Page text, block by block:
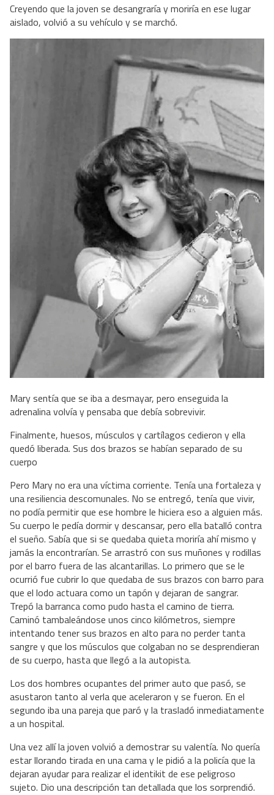
Creyendo que la joven se desangraría y moriría en ese lugar
aislado, volvió a su vehículo y se marchó.
Mary sentía que se iba a desmayar, pero enseguida la
adrenalina volvía y pensaba que debía sobrevivir.
Finalmente, huesos, músculos y cartílagos cedieron y ella
quedó liberada. Sus dos brazos se habían separado de su
cuerpo
Pero Mary no era una víctima corriente. Tenía una fortaleza y
una resiliencia descomunales. No se entregó, tenía que vivir,
no podía permitir que ese hombre le hiciera eso a alguien más.
Su cuerpo le pedía dormir y descansar, pero ella batalló contra
el sueño. Sabía que si se quedaba quieta moriría ahí mismo y
jamás la encontrarían. Se arrastró con sus muñones y rodillas
por el barro fuera de las alcantarillas. Lo primero que se le
ocurrió fue cubrir lo que quedaba de sus brazos con barro para
que el lodo actuara como un tapón y dejaran de sangrar.
Trepó la barranca como pudo hasta el camino de tierra.
Caminó tambaleándose unos cinco kilómetros, siempre
intentando tener sus brazos en alto para no perder tanta
sangre y que los músculos que colgaban no se desprendieran
de su cuerpo, hasta que llegó a la autopista.
Los dos hombres ocupantes del primer auto que pasó, se
asustaron tanto al verla que aceleraron y se fueron. En el
segundo iba una pareja que paró y la trasladó inmediatamente
a un hospital.
Una vez allí la joven volvió a demostrar su valentía. No quería
estar llorando tirada en una cama y le pidió a la policía que la
dejaran ayudar para realizar el identikit de ese peligroso
sujeto. Dio una descripción tan detallada que los sorprendió.